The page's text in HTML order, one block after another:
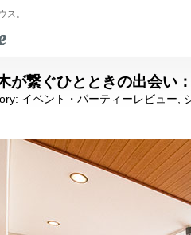
ス。
が繋ぐひとときの出会い
イベント・パーティーレビュー